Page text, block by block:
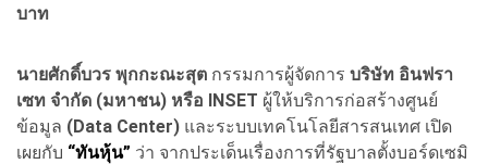
บาท
นายศักดิ์บวร พุกกะณะสุต กรรมการผู้จัดการ บริษัท อินฟรา
เซท จำกัด (มหาชน) หรือ INSET ผู้ให้บริการก่อสร้างศูนย์
ข้อมูล (Data Center) และระบบเทคโนโลยีสารสนเทศ เปิด
เผยกับ “ทันหุ้น” ว่า จากประเด็นเรื่องการที่รัฐบาลตั้งบอร์ดเซมิ